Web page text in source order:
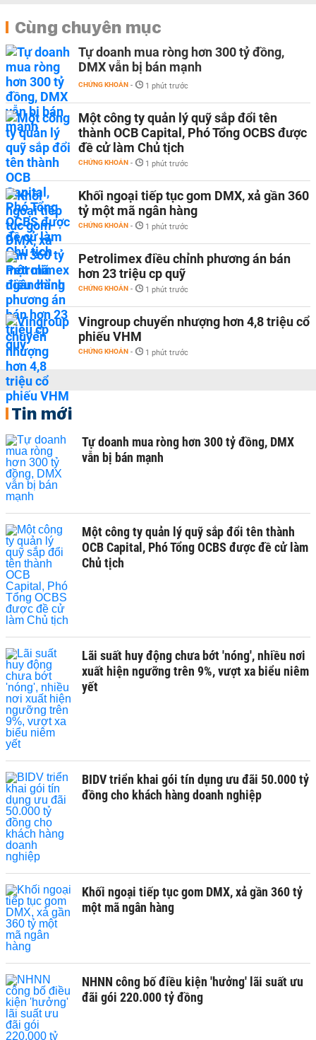
Cùng chuyên mục
Tự doanh mua ròng hơn 300 tỷ đồng,
DMX vẫn bị bán mạnh
CHỨNG KHOÁN - 1 phút trước
Một công ty quản lý quỹ sắp đổi tên
thành OCB Capital, Phó Tổng OCBS được
đề cử làm Chủ tịch
CHỨNG KHOÁN - 1 phút trước
Khối ngoại tiếp tục gom DMX, xả gần 360
tỷ một mã ngân hàng
CHỨNG KHOÁN - 1 phút trước
Petrolimex điều chỉnh phương án bán
hơn 23 triệu cp quỹ
CHỨNG KHOÁN - 1 phút trước
Vingroup chuyển nhượng hơn 4,8 triệu cổ
phiếu VHM
CHỨNG KHOÁN - 1 phút trước
Tin mới
Tự doanh mua ròng hơn 300 tỷ đồng, DMX
vẫn bị bán mạnh
Một công ty quản lý quỹ sắp đổi tên thành
OCB Capital, Phó Tổng OCBS được đề cử làm
Chủ tịch
Lãi suất huy động chưa bớt 'nóng', nhiều nơi
xuất hiện ngưỡng trên 9%, vượt xa biểu niêm
yết
BIDV triển khai gói tín dụng ưu đãi 50.000 tỷ
đồng cho khách hàng doanh nghiệp
Khối ngoại tiếp tục gom DMX, xả gần 360 tỷ
một mã ngân hàng
NHNN công bố điều kiện 'hưởng' lãi suất ưu
đãi gói 220.000 tỷ đồng